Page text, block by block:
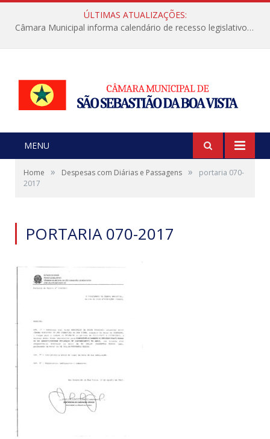
ÚLTIMAS ATUALIZAÇÕES:
Câmara Municipal informa calendário de recesso legislativo de julho
MENU
Home » Despesas com Diárias e Passagens »
portaria 070-
2017
PORTARIA 070-2017